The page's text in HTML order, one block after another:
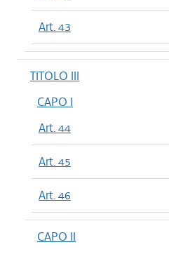
Art. 43
TITOLO III
CAPO I
Art. 44
Art. 45
Art. 46
CAPO II